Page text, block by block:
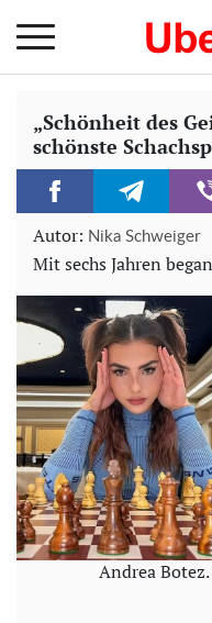
„Schönheit des
schönste
Autor: Nika Schweiger
Mit sechs Jahren
Andrea